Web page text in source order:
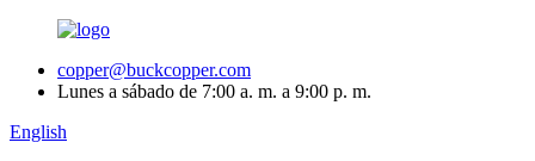
copper@buckcopper.com
Lunes a sábado de 7:00 a. m. a 9:00 p. m.
English